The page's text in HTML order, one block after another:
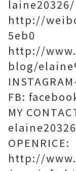
laine20326/
http://
5eb0
http://
blog/
FB:
MY
OPENRICE:
http://